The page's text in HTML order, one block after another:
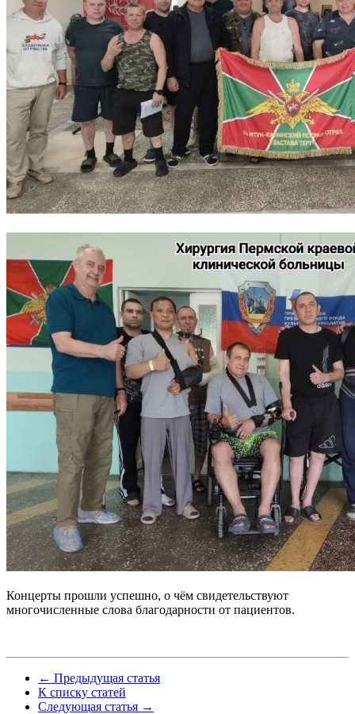
Концерты прошли успешно, о чём свидетельствуют
многочисленные слова благодарности от пациентов.
← Предыдущая статья
К списку статей
Следующая статья →